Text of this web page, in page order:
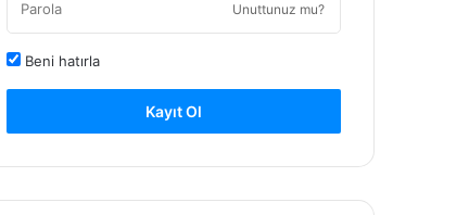
Unuttunuz mu?
Beni hatırla
Kayıt Ol